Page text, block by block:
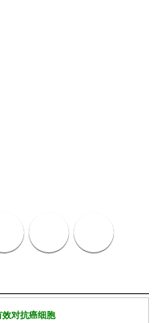
对抗癌细胞